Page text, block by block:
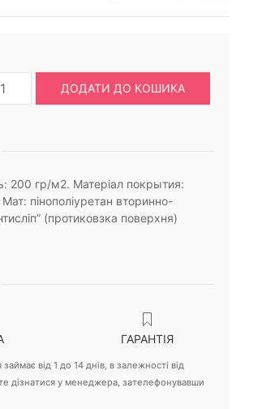
ДОДАТИ ДО КОШИКА
200 гр/м2. Матеріал покрытия:
пінополіуретан вторинно-
(протиковзка поверхня)
ГАРАНТІЯ
від 1 до 14 днів, в залежності від
дізнатися у менеджера, зателефонувавши